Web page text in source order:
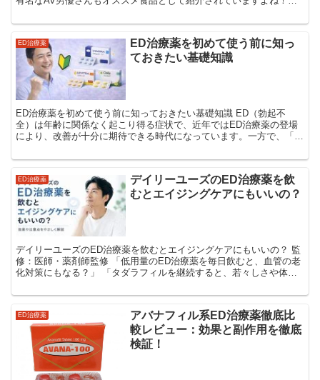
ED治療薬
ED治療薬を初めて使う前に知っ
ておきたい基礎知識
ED治療薬を初めて使う前に知っておきたい基礎知識 ED（勃起不
全）は年齢に関係なく起こり得る症状で、近年ではED治療薬の登場
により、改善が十分に期待できる時代になっています。一方で、「ど
ED治療薬
デイリーユーズのED治療薬を飲
むとエイジングケアにもいいの？
デイリーユーズのED治療薬を飲むとエイジングケアにもいいの？ 監
修：医師・薬剤師監修 「低用量のED治療薬を毎日飲むと、血管の老
化対策にもなる？」 「タダラフィルを継続すると、若々しさや体力
ED治療薬
アバナフィル系ED治療薬徹底比
較レビュー：効果と副作用を徹底
検証！